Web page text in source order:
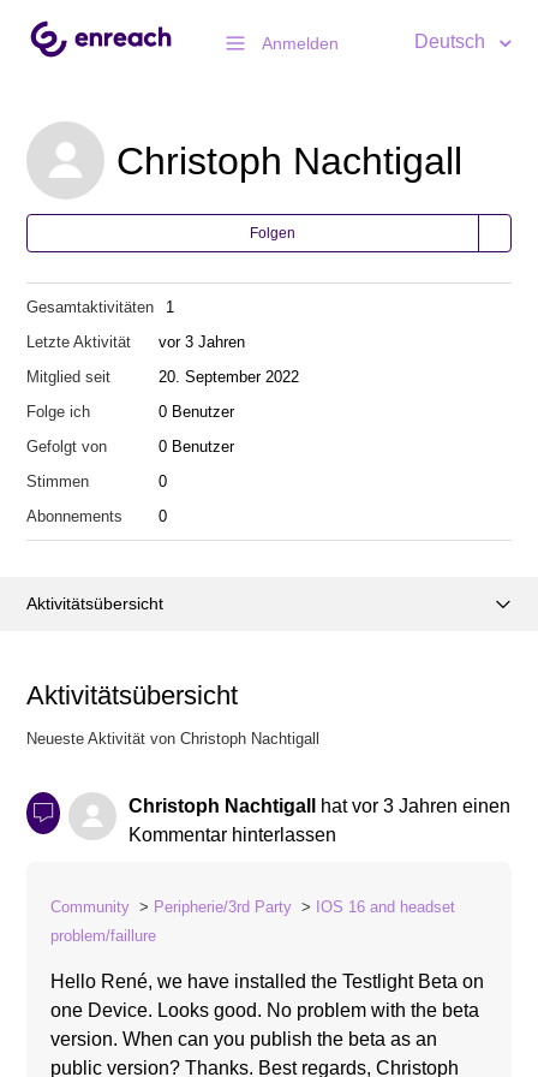
Anmelden Deutsch
Christoph Nachtigall
Folgen
Gesamtaktivitäten
1
Letzte Aktivität
vor 3 Jahren
Mitglied seit
20. September 2022
Folge ich
0 Benutzer
Gefolgt von
0 Benutzer
Stimmen
0
Abonnements
0
Aktivitätsübersicht
Aktivitätsübersicht
Neueste Aktivität von Christoph Nachtigall
Christoph Nachtigall hatvor 3 Jahren einen
Kommentar hinterlassen
Community Peripherie/3rd Party
IOS 16 and headset
problem/faillure
Hello René, we have installed the Testlight Beta on
one Device. Looks good. No problem with the beta
version. When can you publish the beta as an
public version? Thanks. Best regards, Christoph